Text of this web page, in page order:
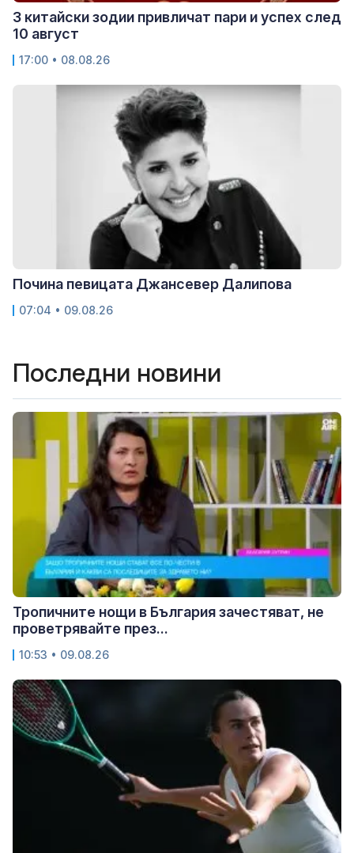
3 китайски зодии привличат пари и успех след
10 август
17:00 • 08.08.26
Почина певицата Джансевер Далипова
07:04 • 09.08.26
Последни новини
Тропичните нощи в България зачестяват, не
проветрявайте през...
10:53 • 09.08.26